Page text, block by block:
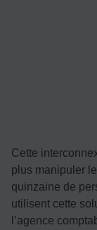
Cette
plus manipuler
quinzaine de
utilisent cette
l’agence